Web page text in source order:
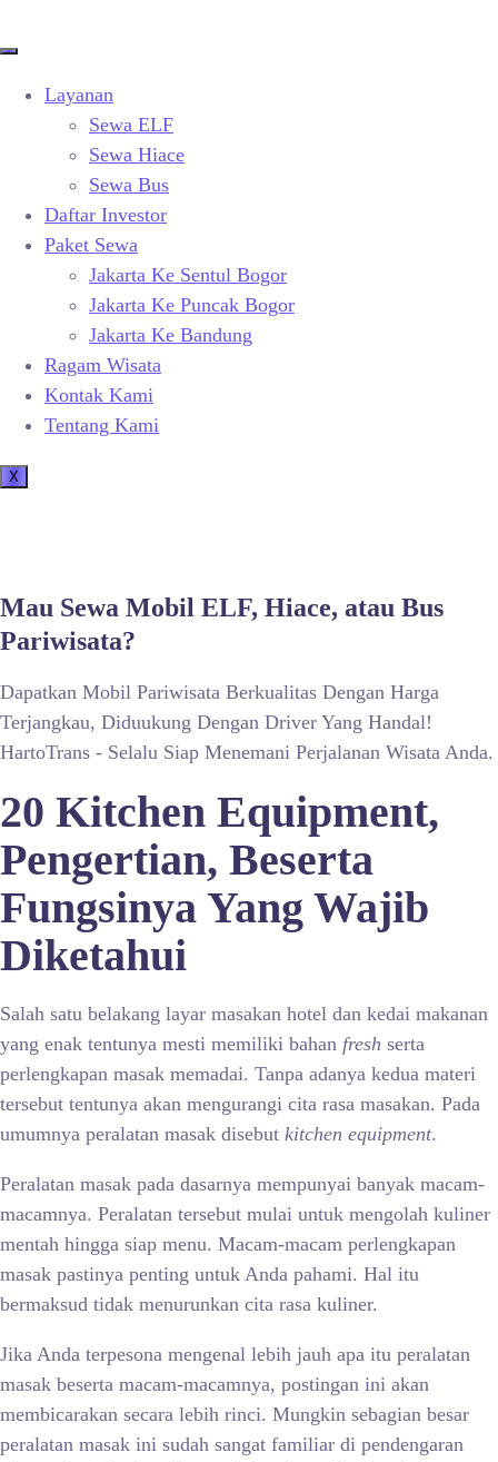
Layanan
Sewa ELF
Sewa Hiace
Sewa Bus
Daftar Investor
Paket Sewa
Jakarta Ke Sentul Bogor
Jakarta Ke Puncak Bogor
Jakarta Ke Bandung
Ragam Wisata
Kontak Kami
Tentang Kami
X
Mau Sewa Mobil ELF, Hiace, atau Bus
Pariwisata?
Dapatkan Mobil Pariwisata Berkualitas Dengan Harga
Terjangkau, Diduukung Dengan Driver Yang Handal!
HartoTrans - Selalu Siap Menemani Perjalanan Wisata Anda.
20 Kitchen Equipment,
Pengertian, Beserta
Fungsinya Yang Wajib
Diketahui
Salah satu belakang layar masakan hotel dan kedai makanan
yang enak tentunya mesti memiliki bahan fresh serta
perlengkapan masak memadai. Tanpa adanya kedua materi
tersebut tentunya akan mengurangi cita rasa masakan. Pada
umumnya peralatan masak disebut kitchen equipment.
Peralatan masak pada dasarnya mempunyai banyak macam-
macamnya. Peralatan tersebut mulai untuk mengolah kuliner
mentah hingga siap menu. Macam-macam perlengkapan
masak pastinya penting untuk Anda pahami. Hal itu
bermaksud tidak menurunkan cita rasa kuliner.
Jika Anda terpesona mengenal lebih jauh apa itu peralatan
masak beserta macam-macamnya, postingan ini akan
membicarakan secara lebih rinci. Mungkin sebagian besar
peralatan masak ini sudah sangat familiar di pendengaran